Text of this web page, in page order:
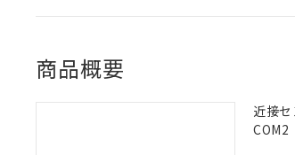
商品概要
近接
COM2